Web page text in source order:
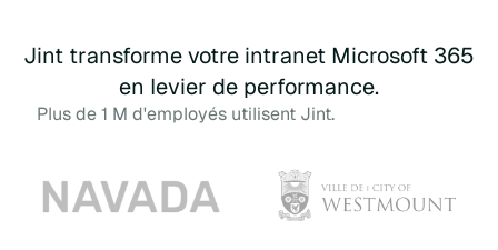
Jint transforme votre intranet Microsoft 365
en levier de performance.
Plus de 1 M d'employés utilisent Jint.